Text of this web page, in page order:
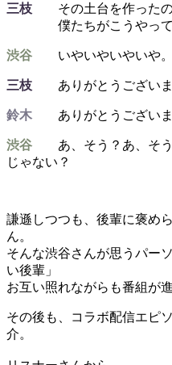
三枝 その土台を作ったの
僕たちがこうやって楽
渋谷 いやいやいやいや。
三枝 ありがとうございま
鈴木 ありがとうございま
渋谷 あ、そう？あ、そう
じゃない？
謙遜しつつも、後輩に褒め
ん。
そんな渋谷さんが思うパー
い後輩」
お互い照れながらも番組が
その後も、コラボ配信エピ
介。